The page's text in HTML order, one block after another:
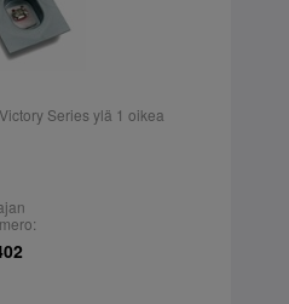
Series ylä 1 oikea